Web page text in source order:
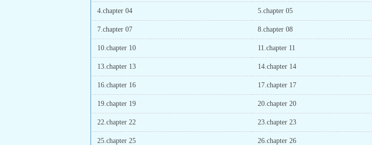
4.chapter 04 5.chapter 05
7.chapter 07 8.chapter 08
10.chapter 10 11.chapter 11
13.chapter 13 14.chapter 14
16.chapter 16 17.chapter 17
19.chapter 19 20.chapter 20
22.chapter 22 23.chapter 23
25.chapter 25 26.chapter 26